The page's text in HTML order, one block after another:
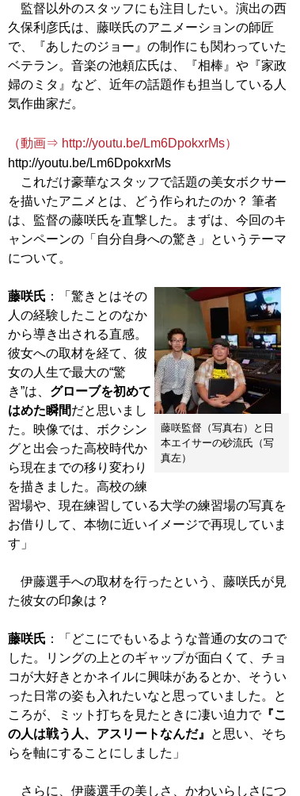
監督以外のスタッフにも注目したい。演出の西
久保利彦氏は、藤咲氏のアニメーションの師匠
で、『あしたのジョー』の制作にも関わっていた
ベテラン。音楽の池頼広氏は、『相棒』や『家政
婦のミタ』など、近年の話題作も担当している人
気作曲家だ。
（動画⇒ http://youtu.be/Lm6DpokxrMs）
http://youtu.be/Lm6DpokxrMs
これだけ豪華なスタッフで話題の美女ボクサー
を描いたアニメとは、どう作られたのか？ 筆者
は、監督の藤咲氏を直撃した。まずは、今回のキ
ャンペーンの「自分自身への驚き」というテーマ
について。
藤咲監督（写真右）と日
本エイサーの砂流氏（写
真左）
藤咲氏 ：「驚きとはその
人の経験したことのなか
から導き出される直感。
彼女への取材を経て、彼
女の人生で最大の“驚
き”は、 グローブを初めて
はめた瞬間だと思いまし
た。映像では、ボクシン
グと出会った高校時代か
ら現在までの移り変わり
を描きました。高校の練
習場や、現在練習している大学の練習場の写真を
お借りして、本物に近いイメージで再現していま
す」
伊藤選手への取材を行ったという、藤咲氏が見
た彼女の印象は？
藤咲氏 ：「どこにでもいるような普通の女のコで
した。リングの上とのギャップが面白くて、チョ
コが大好きとかネイルに興味があるとか、そうい
った日常の姿も入れたいなと思っていました。と
ころが、ミット打ちを見たときに凄い迫力で『こ
の人は戦う人、アスリートなんだ』
と思い、そち
らを軸にすることにしました」
さらに、伊藤選手の美しさ、かわいらしさにつ